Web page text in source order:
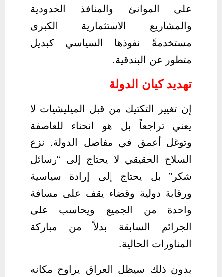
على الموانئ والمنافذ الحدودية
والمشاريع الاستثمارية الكبرى
مستخدمةً نفوذها السياسي كبديل
متطور عن البندقية.
تهديد كيان الدولة
إن تغيير التكتيك من قبل الميليشيات لا
يعني تراجعاً بل هو انحناء للعاصفة
وتوغل أعمق في مفاصل الدولة. نزع
السلاح الحقيقي لا يحتاج إلى “رسائل
شكر” بل يحتاج إلى إرادة سياسية
ورقابة دولية وقضاء يقف على مسافة
واحدة من الجميع ويحاسب على
الجرائم السابقة بدلاً من مباركة
المناورات الحالية.
بدون ذلك سيظل العراق يراوح مكانه